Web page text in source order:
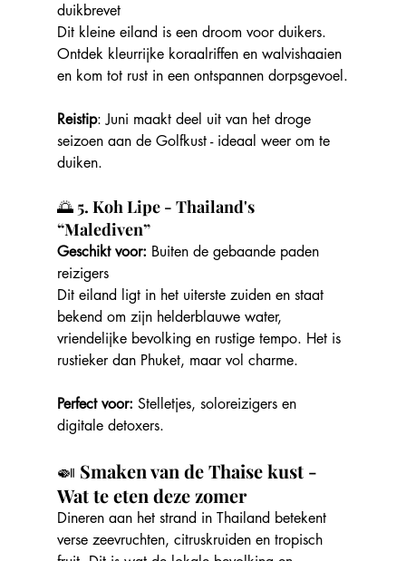
duikbrevet
Dit kleine eiland is een droom voor duikers.
Ontdek kleurrijke koraalriffen en walvishaaien
en kom tot rust in een ontspannen dorpsgevoel.
Reistip: Juni maakt deel uit van het droge
seizoen aan de Golfkust - ideaal weer om te
duiken.
🌅 5. Koh Lipe - Thailand's
“Malediven”
Geschikt voor: Buiten de gebaande paden
reizigers
Dit eiland ligt in het uiterste zuiden en staat
bekend om zijn helderblauwe water,
vriendelijke bevolking en rustige tempo. Het is
rustieker dan Phuket, maar vol charme.
Perfect voor: Stelletjes, soloreizigers en
digitale detoxers.
🍛 Smaken van de Thaise kust -
Wat te eten deze zomer
Dineren aan het strand in Thailand betekent
verse zeevruchten, citruskruiden en tropisch